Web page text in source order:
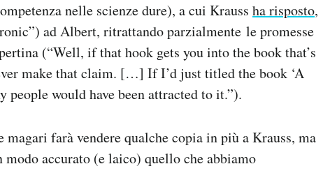
nelle scienze dure), a cui Krauss ha risposto,
ad Albert, ritrattando parzialmente le promesse
(“Well, if that hook gets you into the book that’s
make that claim. […] If I’d just titled the book ‘A
people would have been attracted to it.”).
magari farà vendere qualche copia in più a Krauss, ma
accurato (e laico) quello che abbiamo